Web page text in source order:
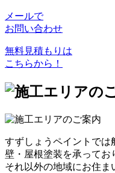
メールで
お問い合わせ
無料見積もりは
こちらから！
すずしょうペイントでは
壁・屋根塗装を承ってお
それ以外の地域にお住